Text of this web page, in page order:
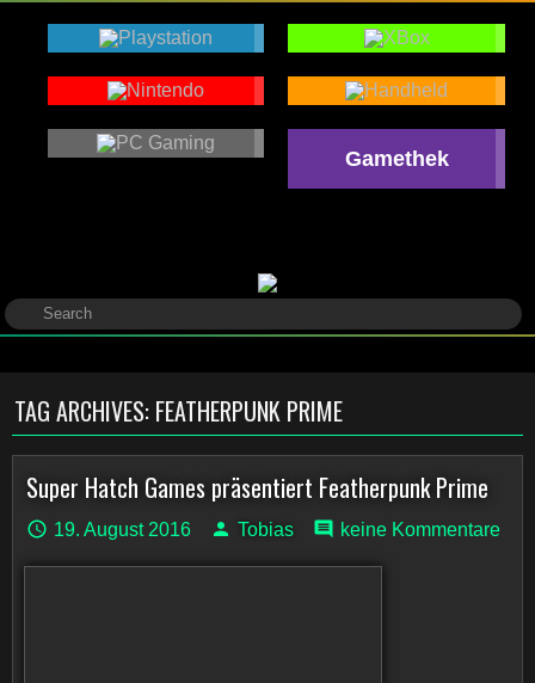
Gamethek
TAG ARCHIVES: FEATHERPUNK PRIME
Super Hatch Games präsentiert Featherpunk Prime
19. August 2016 Tobias keine Kommentare